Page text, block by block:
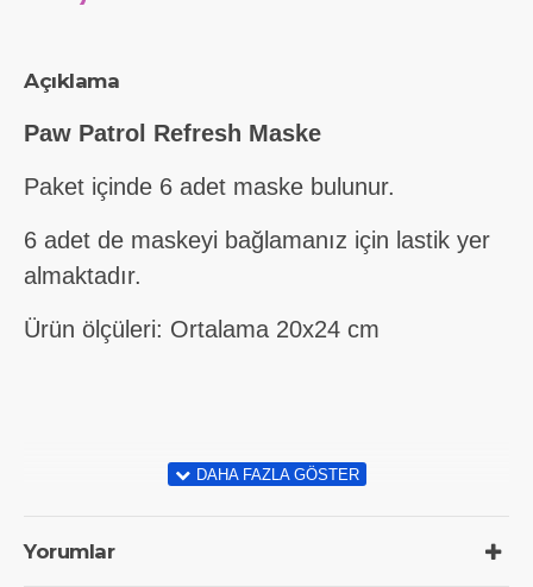
Açıklama
Paw Patrol Refresh Maske
Paket içinde 6 adet maske bulunur.
6 adet de maskeyi bağlamanız için lastik yer
almaktadır.
Ürün ölçüleri: Ortalama 20x24 cm
Yorumlar